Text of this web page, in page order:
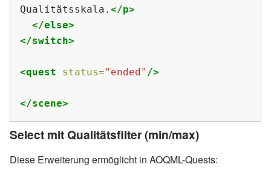
Qualitätsskala. </p>
</else>
</switch>
<quest status="ended" />
</scene>
Select mit Qualitätsfilter (min/max)
Diese Erweiterung ermöglicht in AOQML-Quests: